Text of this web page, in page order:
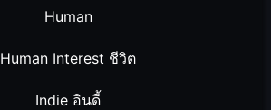
Human
Human Interest ชีวิต
Indie อินดี้